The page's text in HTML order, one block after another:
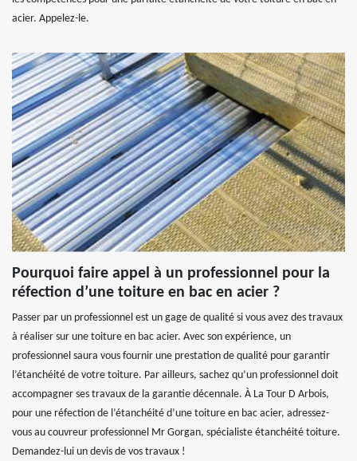
acier. Appelez-le.
Pourquoi faire appel à un professionnel pour la
réfection d’une toiture en bac en acier ?
Passer par un professionnel est un gage de qualité si vous avez des travaux
à réaliser sur une toiture en bac acier. Avec son expérience, un
professionnel saura vous fournir une prestation de qualité pour garantir
l’étanchéité de votre toiture. Par ailleurs, sachez qu’un professionnel doit
accompagner ses travaux de la garantie décennale. À La Tour D Arbois,
pour une réfection de l’étanchéité d’une toiture en bac acier, adressez-
vous au couvreur professionnel Mr Gorgan, spécialiste étanchéité toiture.
Demandez-lui un devis de vos travaux !